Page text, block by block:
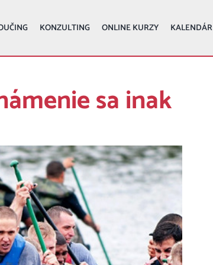
KONZULTING ONLINE KURZY KALENDÁR
sa inak